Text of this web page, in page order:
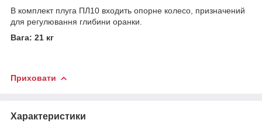
В комплект плуга ПЛ10 входить опорне колесо, призначений
для регулювання глибини оранки.
Вага: 21 кг
Приховати
Характеристики